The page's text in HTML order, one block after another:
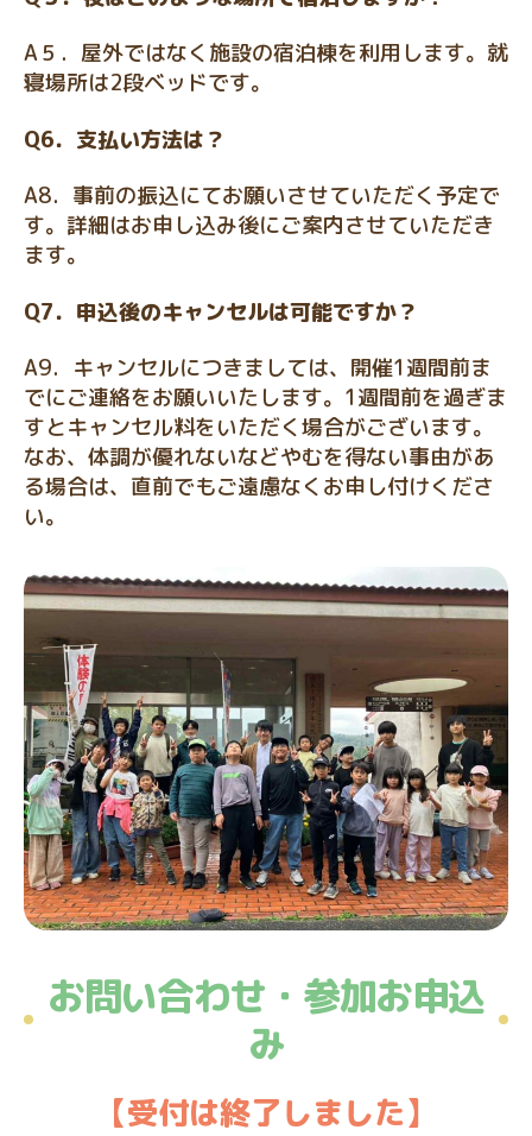
A５．屋外ではなく施設の宿泊棟を利用します。就
寝場所は2段ベッドです。
Q6． 支払い方法は？
A8．事前の振込にてお願いさせていただく予定で
す。詳細はお申し込み後にご案内させていただき
ます。
Q7． 申込後のキャンセルは可能ですか？
A9．キャンセルにつきましては、開催1週間前ま
でにご連絡をお願いいたします。1週間前を過ぎま
すとキャンセル料をいただく場合がございます。
なお、体調が優れないなどやむを得ない事由があ
る場合は、直前でもご遠慮なくお申し付けくださ
い。
お問い合わせ・参加お申込
み
【受付は終了しました】